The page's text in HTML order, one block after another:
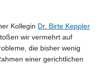
Kollegin Dr. Birte Keppler
wir vermehrt auf
die bisher wenig
einer gerichtlichen